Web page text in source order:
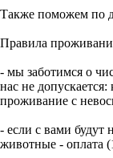
Также поможем по
Правила
- мы заботимся о
нас не
проживание с
- если с вами будут
животные - оплата